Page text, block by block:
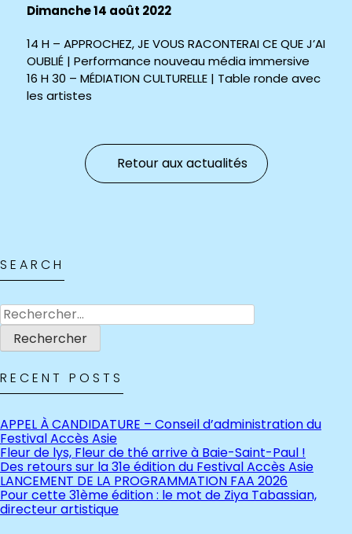
Dimanche 14 août 2022
14 H – APPROCHEZ, JE VOUS RACONTERAI CE QUE J’AI
OUBLIÉ | Performance nouveau média immersive
16 H 30 – MÉDIATION CULTURELLE | Table ronde avec
les artistes
Retour aux actualités
SEARCH
Rechercher :
RECENT POSTS
APPEL À CANDIDATURE – Conseil d’administration du
Festival Accès Asie
Fleur de lys, Fleur de thé arrive à Baie-Saint-Paul !
Des retours sur la 31e édition du Festival Accès Asie
LANCEMENT DE LA PROGRAMMATION FAA 2026
Pour cette 31ème édition : le mot de Ziya Tabassian,
directeur artistique